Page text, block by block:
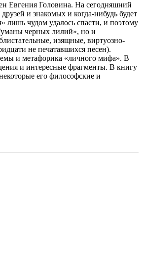
Евгения Головина. На сегодняшний
и знакомых и когда-нибудь будет
лишь чудом удалось спасти, и поэтому
черных лилий», но и
изящные, виртуозно-
не печатавшихся песен).
и метафорика «личного мифа». В
и интересные фрагменты. В книгу
его философские и